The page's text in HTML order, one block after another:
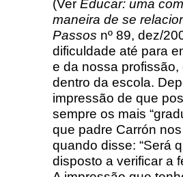
(Ver Educar: uma
maneira de se
Passos nº 89, dez/
dificuldade até para
e da nossa
dentro da escola.
impressão de que
sempre os mais
que padre Carrón
quando disse: “Será
disposto a verificar a